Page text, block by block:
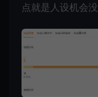
点就是人设机会没